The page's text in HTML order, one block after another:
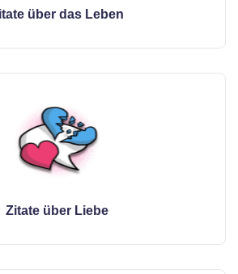
über das Leben
Zitate über Liebe